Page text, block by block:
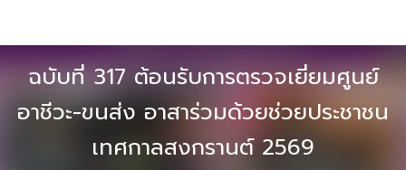
ฉบับที่ 317 ต้อนรับการตรวจเยี่ยมศูนย์
อาชีวะ-ขนส่ง อาสาร่วมด้วยช่วยประชาชน
เทศกาลสงกรานต์ 2569